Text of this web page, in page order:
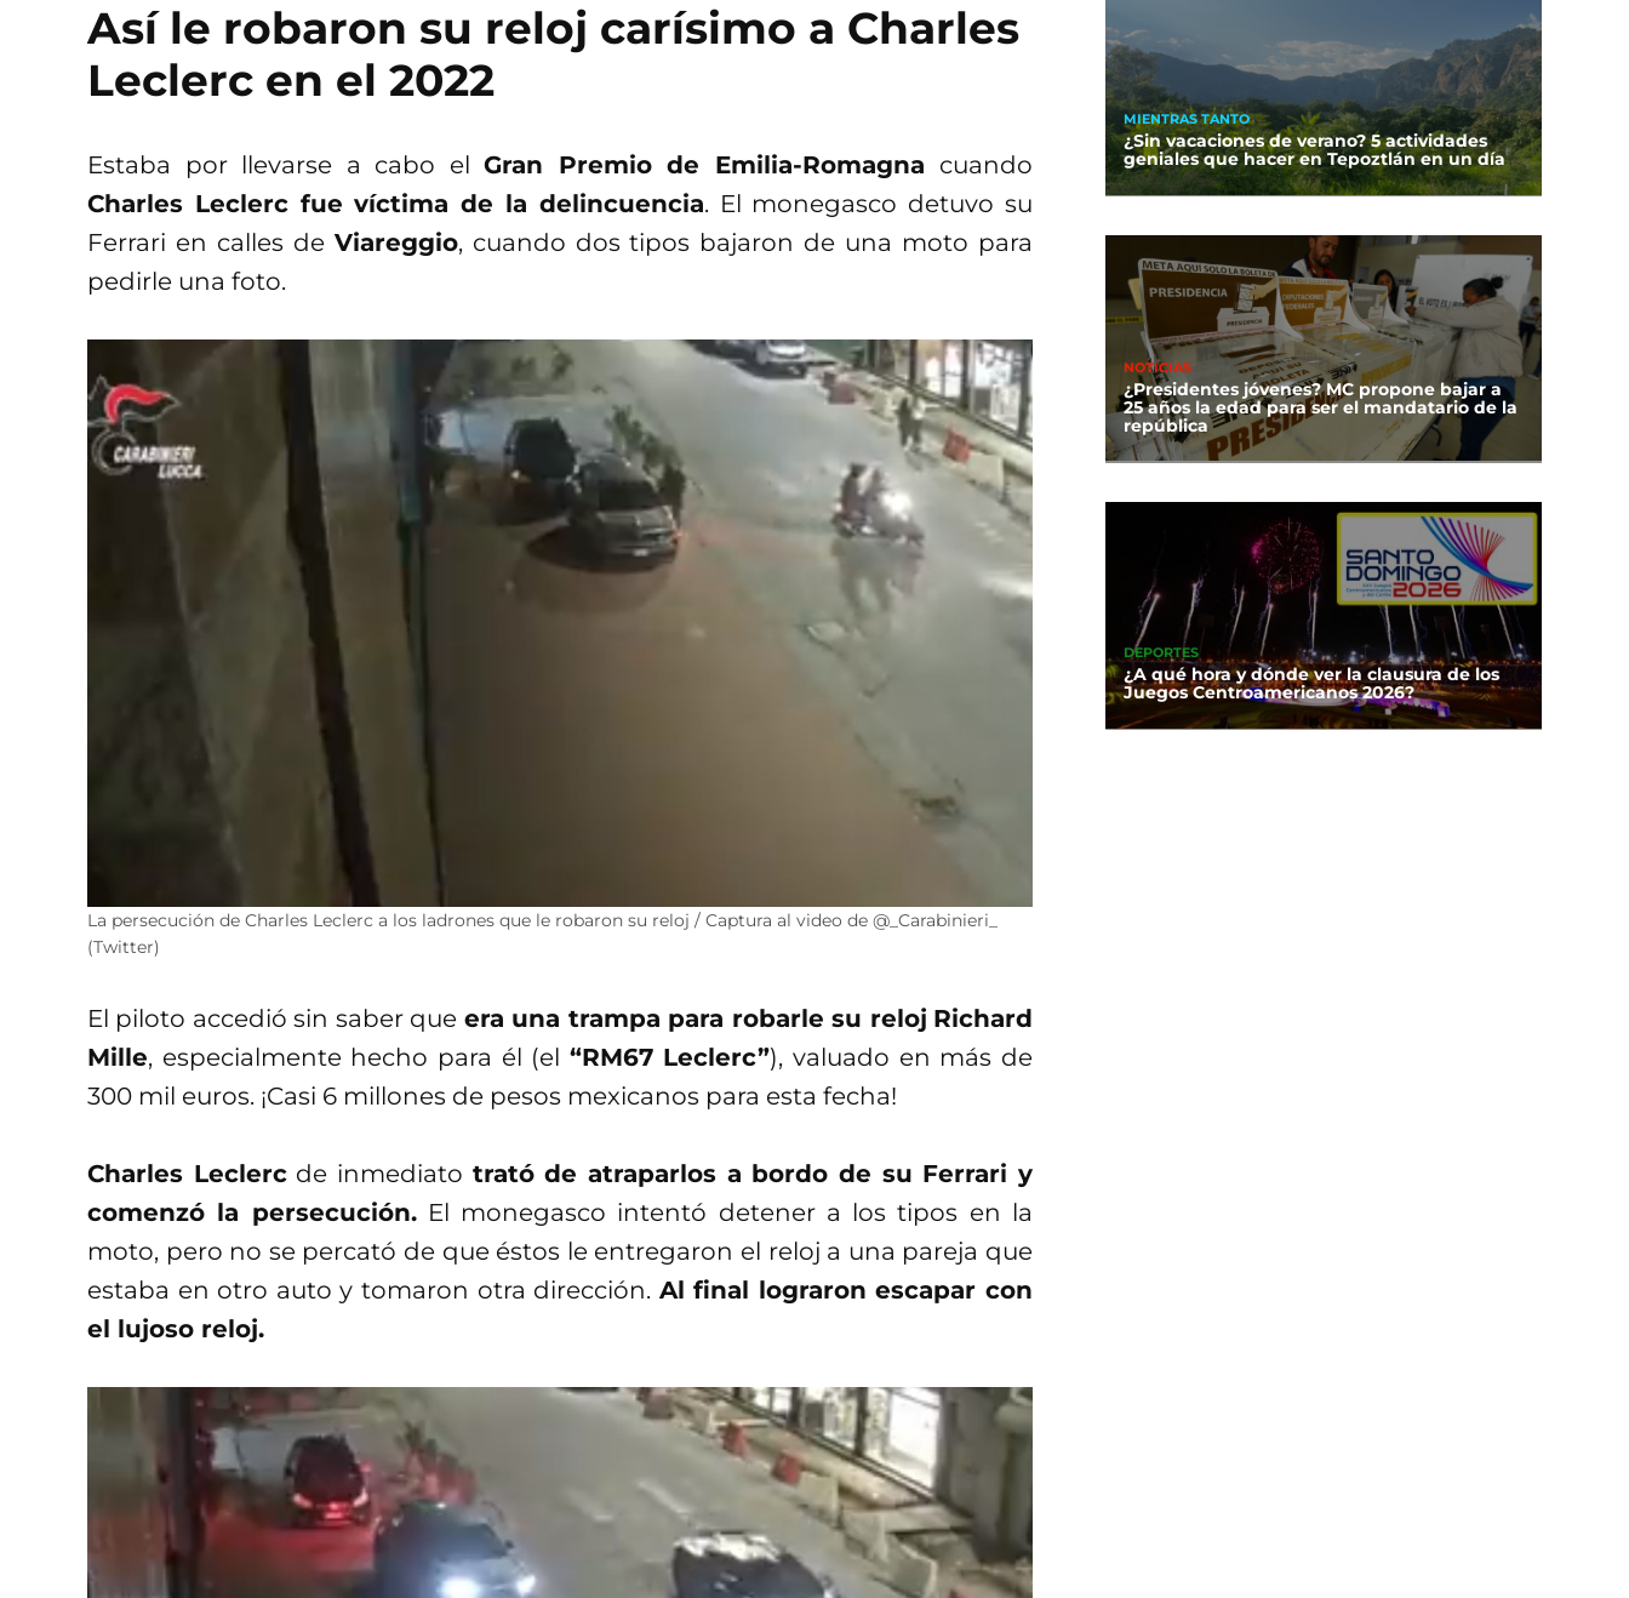
Así le robaron su reloj carísimo a Charles
Leclerc en el 2022
Estaba por llevarse a cabo el Gran Premio de Emilia-Romagna cuando
Charles Leclerc fue víctima de la delincuencia. El monegasco detuvo su
Ferrari en calles de Viareggio, cuando dos tipos bajaron de una moto para
pedirle una foto.
La persecución de Charles Leclerc a los ladrones que le robaron su reloj / Captura al video de @_Carabinieri_
(Twitter)
El piloto accedió sin saber que era una trampa para robarle su reloj Richard
Mille, especialmente hecho para él (el “RM67 Leclerc”), valuado en más de
300 mil euros. ¡Casi 6 millones de pesos mexicanos para esta fecha!
Charles Leclercde inmediato trató de atraparlos a bordo de su Ferrari y
comenzó la persecución.El monegasco intentó detener a los tipos en la
moto, pero no se percató de que éstos le entregaron el reloj a una pareja que
estaba en otro auto y tomaron otra dirección. Al final lograron escapar con
el lujoso reloj.
MIENTRAS TANTO
¿Sin vacaciones de verano? 5 actividades
geniales que hacer en Tepoztlán en un día
NOTICIAS
¿Presidentes jóvenes? MC propone bajar a
25 años la edad para ser el mandatario de la
república
DEPORTES
¿A qué hora y dónde ver la clausura de los
Juegos Centroamericanos 2026?